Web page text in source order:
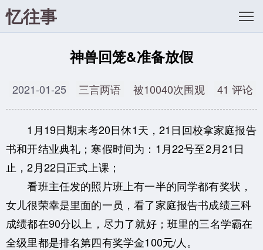
忆往事
神兽回笼&准备放假
2021-01-25 三言两语 被10040次围观 41 评论
1月19日期末考20日休1天，21日回校拿家庭报告
书和开结业典礼；寒假时间为：1月22号至2月21日
止，2月22日正式上课；
看班主任发的照片班上有一半的同学都有奖状，
女儿很荣幸是里面的一员，看了家庭报告书成绩三科
成绩都在90分以上，尽力了就好；班里的三名学霸在
全级里都是排名第四有奖学金100元/人。